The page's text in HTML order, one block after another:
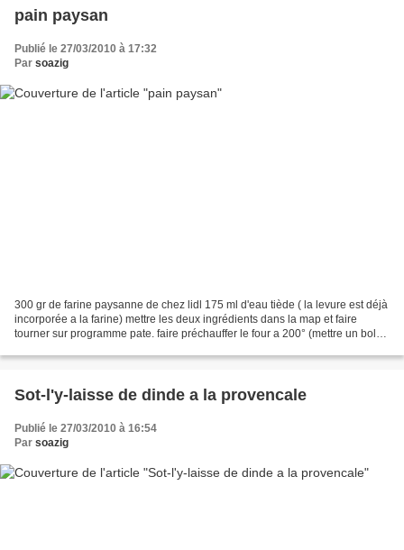
pain paysan
Publié le 27/03/2010 à 17:32
Par soazig
300 gr de farine paysanne de chez lidl 175 ml d'eau tiède ( la levure est déjà
incorporée a la farine) mettre les deux ingrédients dans la map et faire
tourner sur programme pate. faire préchauffer le four a 200° (mettre un bol
Sot-l'y-laisse de dinde a la provencale
Publié le 27/03/2010 à 16:54
Par soazig